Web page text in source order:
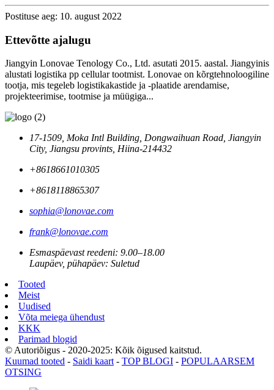
Postituse aeg: 10. august 2022
Ettevõtte ajalugu
Jiangyin Lonovae Tenology Co., Ltd. asutati 2015. aastal. Jiangyinis
alustati logistika pp cellular tootmist. Lonovae on kõrgtehnoloogiline
tootja, mis tegeleb logistikakastide ja -plaatide arendamise,
projekteerimise, tootmise ja müügiga...
17-1509, Moka Intl Building, Dongwaihuan Road, Jiangyin
City, Jiangsu provints, Hiina-214432
+8618661010305
+8618118865307
sophia@lonovae.com
frank@lonovae.com
Esmaspäevast reedeni: 9.00–18.00
Laupäev, pühapäev: Suletud
Tooted
Meist
Uudised
Võta meiega ühendust
KKK
Parimad blogid
© Autoriõigus - 2020-2025: Kõik õigused kaitstud.
Kuumad tooted - Saidi kaart - TOP BLOGI - POPULAARSEM
OTSING